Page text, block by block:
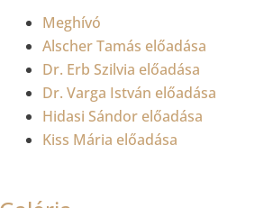
Meghívó
Alscher Tamás előadása
Dr. Erb Szilvia előadása
Dr. Varga István előadása
Hidasi Sándor előadása
Kiss Mária előadása